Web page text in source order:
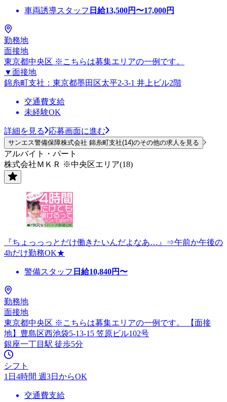
車両誘導スタッフ 日給13,500円〜17,000円
勤務地
面接地
東京都中央区 ※こちらは募集エリアの一例です。
▼面接地
錦糸町支社：東京都墨田区太平2-3-1 井上ビル2階
交通費支給
未経験OK
詳細を見る 応募画面に進む
サンエス警備保障株式会社 錦糸町支社(14)のその他の求人を見る
アルバイト・パート
株式会社ＭＫＲ ※中央区エリア(18)
『ちょっっっとだけ働きたいんだよなあ…』⇒午前か午後の
4hだけ勤務OK★
警備スタッフ 日給10,840円〜
勤務地
面接地
東京都中央区 ※こちらは募集エリアの一例です。 【面接
地】豊島区西池袋5-13-15 笠原ビル102号
銀座一丁目駅 徒歩5分
シフト
1日4時間 週3日からOK
交通費支給